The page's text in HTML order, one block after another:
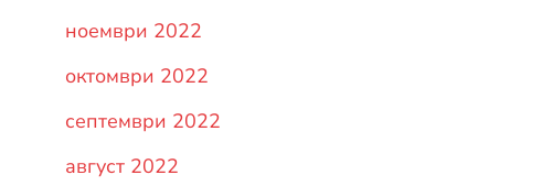
ноември 2022
октомври 2022
септември 2022
август 2022